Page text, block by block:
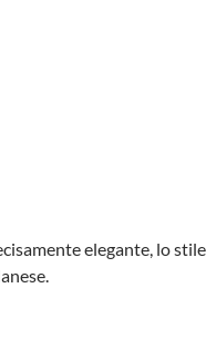
elegante, lo